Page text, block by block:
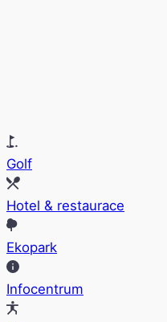
Golf
Hotel & restaurace
Ekopark
Infocentrum